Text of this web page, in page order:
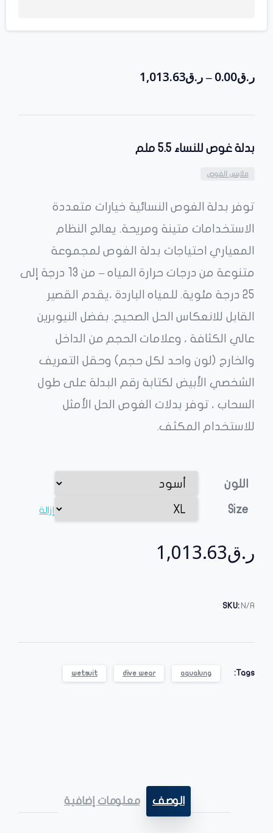
ر.ق0.00
– ر.ق1,013.63
بدلة غوص للنساء 5.5 ملم
ملابس الغوص
توفر بدلة الغوص النسائية خيارات متعددة
الاستخدامات متينة ومريحة. يعالج النظام
المعياري احتياجات بدلة الغوص لمجموعة
متنوعة من درجات حرارة المياه – من 13 درجة إلى
25 درجة مئوية. للمياه الباردة ،يقدم القصير
القابل للانعكاس الحل الصحيح. بفضل النيوبرين
عالي الكثافة ، وعلامات الحجم من الداخل
والخارج (لون واحد لكل حجم) وحقل التعريف
الشخصي الأبيض لكتابة رقم البدلة على طول
السحاب ، توفر بدلات الغوص الحل الأمثل
للاستخدام المكثف.
اللون
Size إزالة
ر.ق1,013.63
SKU: N/A
Tags:
aqualung
dive wear
wetsuit
الوصف معلومات إضافية